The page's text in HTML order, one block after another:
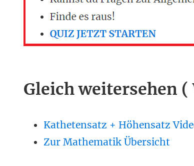
Gleich weitersehen
Kathetensatz + Höhensatz
Zur Mathematik Übersicht